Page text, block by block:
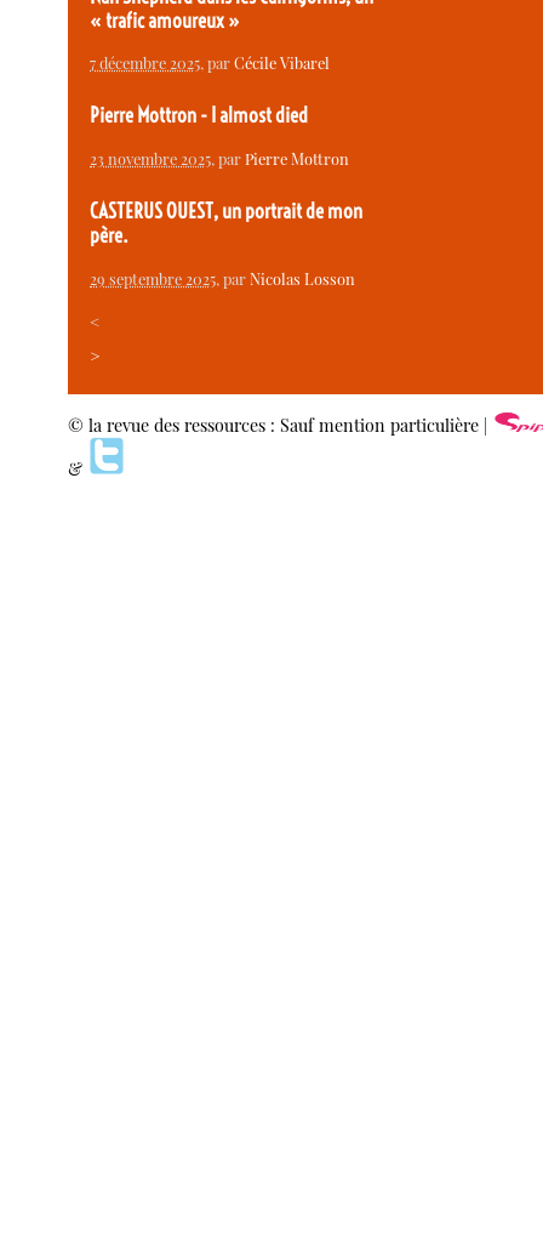
« trafic amoureux »
7 décembre 2025, parCécile Vibarel
Pierre Mottron - I almost died
23 novembre 2025, parPierre Mottron
CASTERUS OUEST, un portrait de mon
père.
29 septembre 2025, parNicolas Losson
<
>
© la revue des ressources : Sauf mention particulière |
&